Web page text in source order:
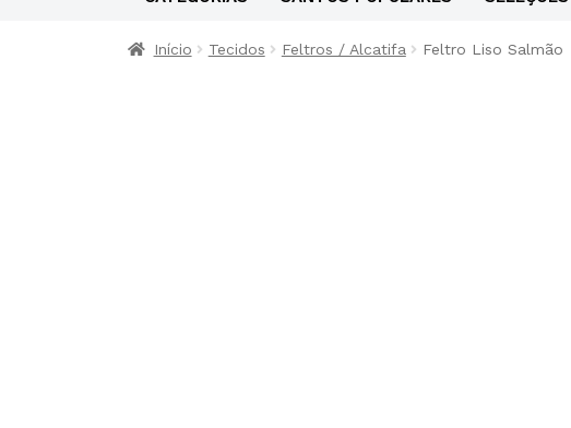
Início Tecidos Feltros / Alcatifa Feltro Liso Salmão